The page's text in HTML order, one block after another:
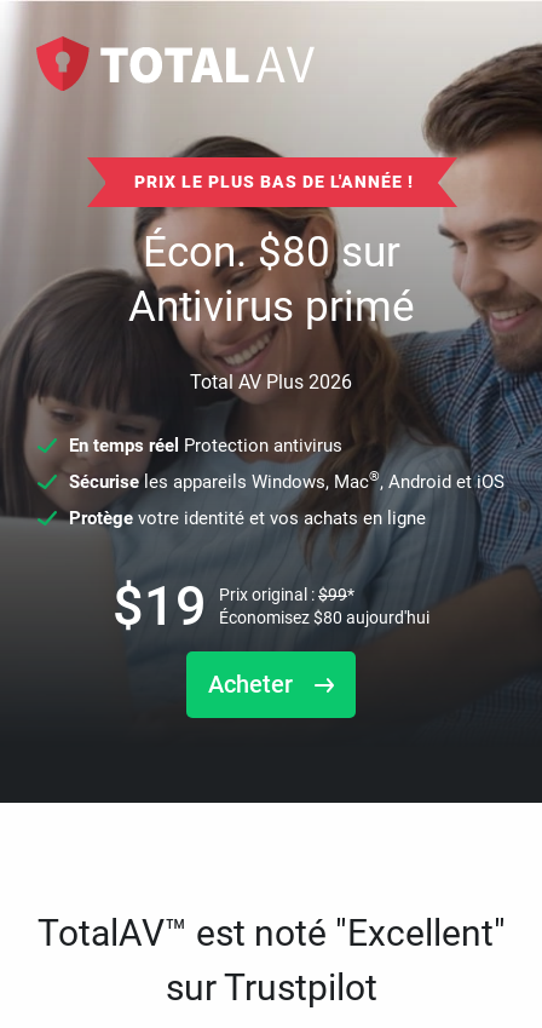
PRIX LE PLUS BAS DE L'ANNÉE !
Écon.$80sur
Antivirus primé
Total AV Plus 2026
En temps réel Protection antivirus
Sécuriseles appareils Windows, Mac®, Android et iOS
Protège votre identité et vos achats en ligne
Acheter
$19 Prix original :$99*
Économisez$80 aujourd'hui
TotalAV™ est noté "Excellent"
sur Trustpilot